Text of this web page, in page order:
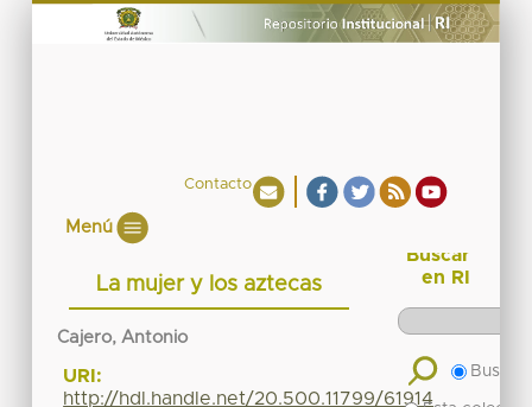
Contacto
Menú
La mujer y los aztecas
Cajero, Antonio
URI:
http://hdl.handle.net/20.500.11799/61914
Buscar
en RI
Buscar